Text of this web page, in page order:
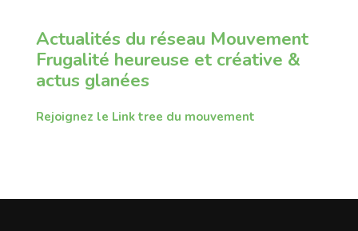
Actualités du réseau Mouvement
Frugalité heureuse et créative &
actus glanées
Rejoignez le Link tree du mouvement